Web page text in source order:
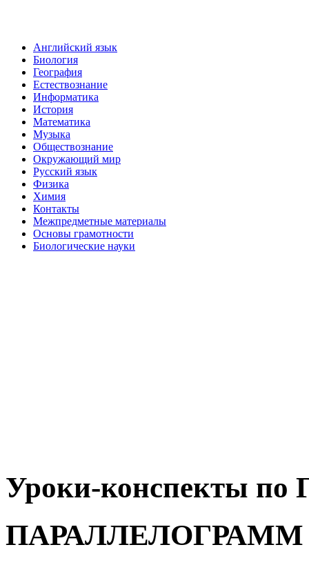
Английский язык
Биология
География
Естествознание
Информатика
История
Математика
Музыка
Обществознание
Окружающий мир
Русский язык
Физика
Химия
Контакты
Межпредметные материалы
Основы грамотности
Биологические науки
Уроки-конспекты по
ПАРАЛЛЕЛОГРАММ